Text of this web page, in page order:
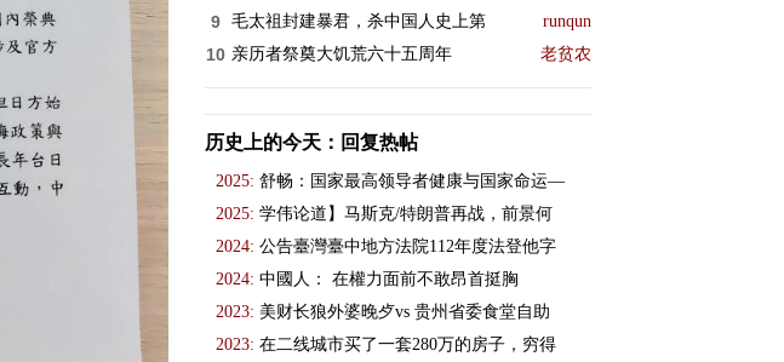
9 毛太祖封建暴君，杀中国人史上第 runqun
10 亲历者祭奠大饥荒六十五周年 老贫农
历史上的今天：回复热帖
2025: 舒畅：国家最高领导者健康与国家命运—
2025: 学伟论道】马斯克/特朗普再战，前景何
2024: 公告臺灣臺中地方法院112年度法登他字
2024: 中國人： 在權力面前不敢昂首挺胸
2023: 美财长狼外婆晚歺vs 贵州省委食堂自助
2023: 在二线城市买了一套280万的房子，穷得